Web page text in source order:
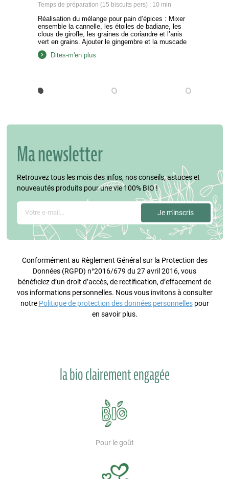
Temps de préparation (15 biscuits pers) : 10 min
Réalisation du mélange pour pain d’épices : Mixer
ensemble la cannelle, les étoiles de badiane, les
clous de girofle, les graines de coriandre et l’anis
vert en grains. Ajouter le gingembre et la muscade
et mélanger. Réalisation de la pâte : Mélang
Réalisation du mélange pour pain d’épices : Mixer
Dites-m'en plus
Ma newsletter
Retrouvez tous les mois des infos, nos conseils, astuces et
nouveautés produits pour une vie 100% BIO !
Conformément au Règlement Général sur la Protection des
Données (RGPD) n°2016/679 du 27 avril 2016, vous
bénéficiez d’un droit d’accès, de rectification, d’effacement de
vos informations personnelles. Nous vous invitons à consulter
notre Politique de protection des données personnellespour
en savoir plus.
la bio clairement engagée
Pour le goût